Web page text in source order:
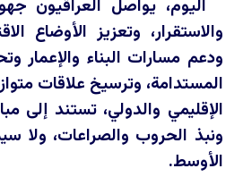
اليوم، يواصل العراقيون
والاستقرار، وتعزيز الأوضاع
ودعم مسارات البناء والإعمار
المستدامة، وترسيخ علاقات
الإقليمي والدولي، تستند إلى
ونبذ الحروب والصراعات، ولا
الأوسط.